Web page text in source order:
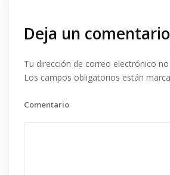
Deja un comentario
Tu dirección de correo electrónico no
Los campos obligatorios están
Comentario